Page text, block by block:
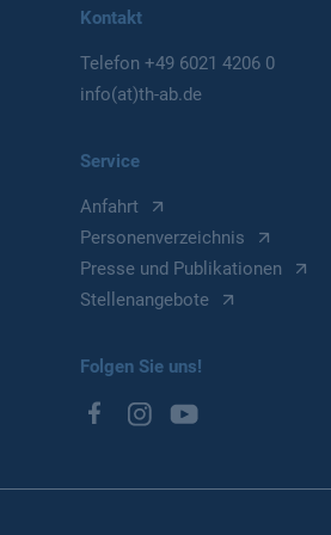
Kontakt
Telefon+49 6021 4206 0
info(at)th-ab.de
Service
Anfahrt
Personenverzeichnis
Presse und Publikationen
Stellenangebote
Folgen Sie uns!